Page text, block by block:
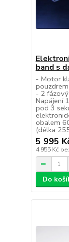
band s
- Motor
- 2
Napájení
pod 3
obalem
(délka
5 995
4 955 Kč
Do